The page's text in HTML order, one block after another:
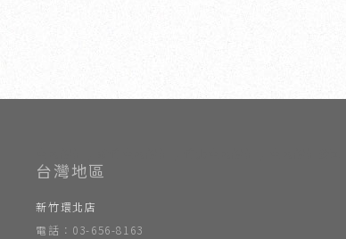
新竹環北店
電話：03-656-8163